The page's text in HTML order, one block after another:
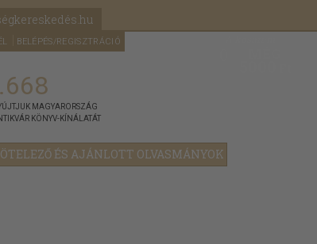
BELÉPÉS/REGISZTRÁCIÓ
ÉS AJÁNLOTT OLVASMÁNYOK
MAGYARORSZÁG
KÖNYV-KÍNÁLATÁT